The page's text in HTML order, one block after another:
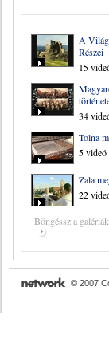
A
Részei
15
34
Tolna
5 videó
Zala
22
Böngéssz a
© 2007